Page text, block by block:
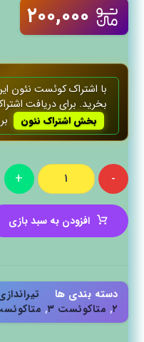
۲۰۰,۰۰۰
با اشتراک کوئست‌ نئون
بخرید. برای دریافت
بخش اشتراک نئون
-
+
افزودن به سبد بازی
دسته بندی ها
۲, متاکوئست ۳ , متاکوئست ۳